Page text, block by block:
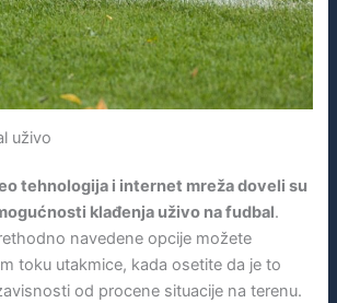
uživo
tehnologija i internet mreža doveli su
klađenja uživo na fudbal.
navedene opcije možete
toku utakmice, kada osetite da je to
od procene situacije na terenu.